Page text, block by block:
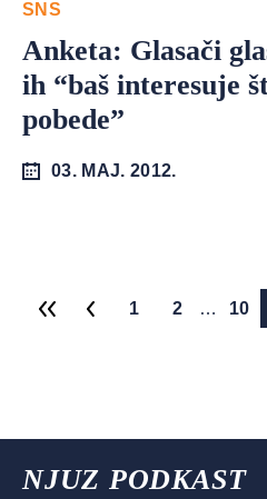
SNS
Anketa: Glasači
ih “baš interesuje
pobede”
03. MAJ. 2012.
1 2 … 10
NJUZ PODKAST